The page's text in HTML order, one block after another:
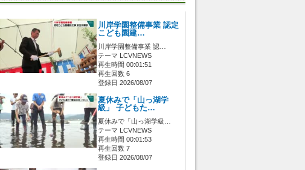
川岸学園整備事業 認定
こども園建…
川岸学園整備事業 認…
テーマ LCVNEWS
再生時間 00:01:51
再生回数 6
登録日 2026/08/07
夏休みで「山っ湖学
級」 子どもた…
夏休みで「山っ湖学級…
テーマ LCVNEWS
再生時間 00:01:53
再生回数 7
登録日 2026/08/07